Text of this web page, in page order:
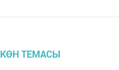
КӨН ТЕМАСЫ